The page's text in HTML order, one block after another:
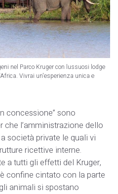
nel Parco Kruger con lussuosi lodge
Vivrai un'esperienza unica e
concessione” sono
l’amministrazione dello
società private le quali vi
ricettive interne.
a tutti gli effetti del Kruger,
confine cintato con la parte
animali si spostano